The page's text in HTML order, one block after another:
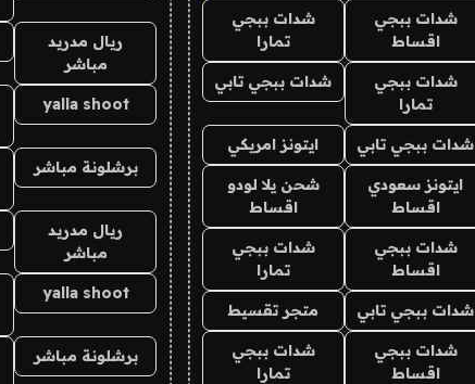
شدات ببجي
اقساط
شدات ببجي
تمارا
شدات ببجي
تمارا
شدات ببجي تابي
شدات ببجي تابي ايتونز امريكي
ايتونز سعودي
اقساط
شحن يلا لودو
اقساط
شدات ببجي
اقساط
شدات ببجي
تمارا
شدات ببجي تابي متجر تقسيط
شدات ببجي
اقساط
شدات ببجي
تمارا
ريال مدريد
مباشر
yalla shoot
برشلونة مباشر
ريال مدريد
مباشر
yalla shoot
برشلونة مباشر